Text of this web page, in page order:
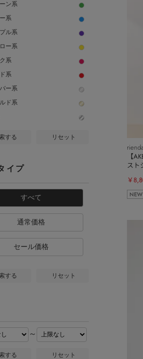
ン系
系
ル系
ー系
系
系
ー系
ド系
する リセット
イプ
すべて
通常価格
セール価格
する リセット
～
する リセット
rienda
【
スト
￥
NEW